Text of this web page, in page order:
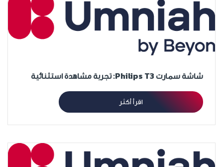
شاشة سمارت Philips T3: تجربة مشاهدة استثنائية
اقرأ أكثر